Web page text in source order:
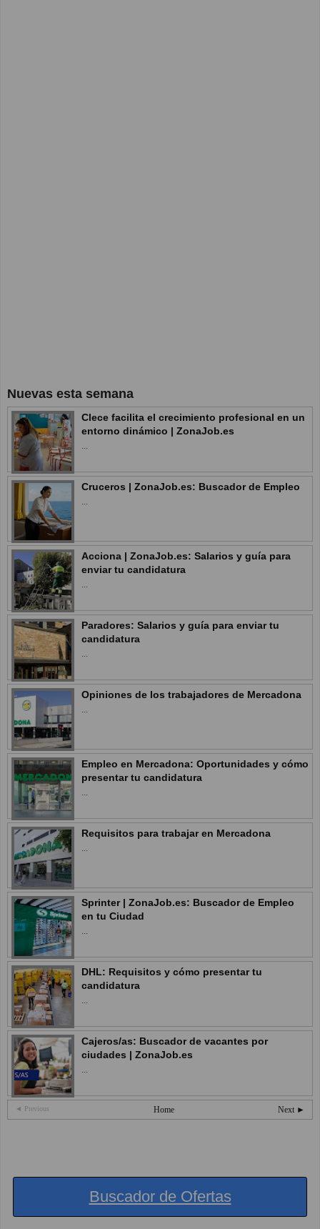
Nuevas esta semana
Clece facilita el crecimiento profesional en un
entorno dinámico | ZonaJob.es
Cruceros | ZonaJob.es: Buscador de Empleo
Acciona | ZonaJob.es: Salarios y guía para
enviar tu candidatura
Paradores: Salarios y guía para enviar tu
candidatura
Opiniones de los trabajadores de Mercadona
Empleo en Mercadona: Oportunidades y cómo
presentar tu candidatura
Requisitos para trabajar en Mercadona
Sprinter | ZonaJob.es: Buscador de Empleo
en tu Ciudad
DHL: Requisitos y cómo presentar tu
candidatura
Cajeros/as: Buscador de vacantes por
ciudades | ZonaJob.es
◄ Previous Next ►
Home
Buscador de Ofertas